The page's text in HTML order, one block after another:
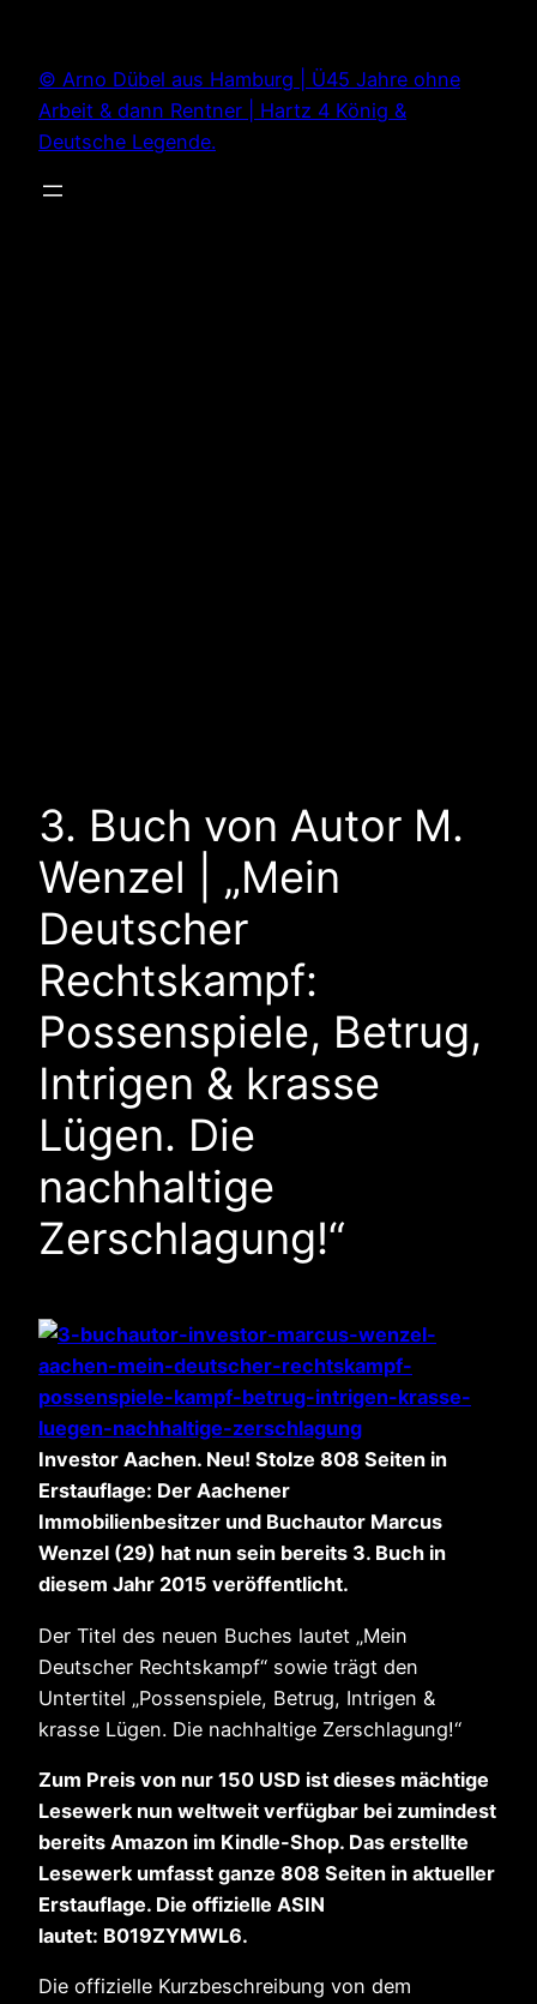
springen
© Arno Dübel aus Hamburg | Ü45 Jahre ohne
Arbeit & dann Rentner | Hartz 4 König &
Deutsche Legende.
3. Buch von Autor M.
Wenzel | „Mein
Deutscher
Rechtskampf:
Possenspiele, Betrug,
Intrigen & krasse
Lügen. Die
nachhaltige
Zerschlagung!“
Investor Aachen. Neu! Stolze 808 Seiten in
Erstauflage: Der Aachener
Immobilienbesitzer und Buchautor Marcus
Wenzel (29) hat nun sein bereits 3. Buch in
diesem Jahr 2015 veröffentlicht.
Der Titel des neuen Buches lautet „Mein
Deutscher Rechtskampf“ sowie trägt den
Untertitel „Possenspiele, Betrug, Intrigen &
krasse Lügen. Die nachhaltige Zerschlagung!“
Zum Preis von nur 150 USD ist dieses mächtige
Lesewerk nun weltweit verfügbar bei zumindest
bereits Amazon im Kindle-Shop. Das erstellte
Lesewerk umfasst ganze 808 Seiten in aktueller
Erstauflage. Die offizielle ASIN
lautet: B019ZYMWL6.
Die offizielle Kurzbeschreibung von dem